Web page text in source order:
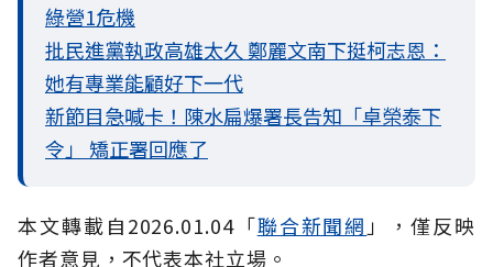
綠營1危機
批民進黨執政高雄太久 鄭麗文南下挺柯志恩：
她有專業能顧好下一代
新節目急喊卡！陳水扁爆署長告知「卓榮泰下
令」 矯正署回應了
本文轉載自2026.01.04「聯合新聞網 」，僅反映
作者意見，不代表本社立場。